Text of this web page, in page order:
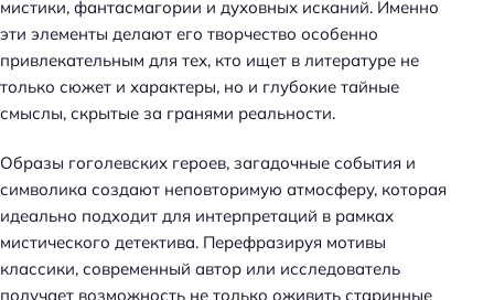
мистики, фантасмагории и духовных исканий. Именно
эти элементы делают его творчество особенно
привлекательным для тех, кто ищет в литературе не
только сюжет и характеры, но и глубокие тайные
смыслы, скрытые за гранями реальности.
Образы гоголевских героев, загадочные события и
символика создают неповторимую атмосферу, которая
идеально подходит для интерпретаций в рамках
мистического детектива. Перефразируя мотивы
классики, современный автор или исследователь
получает возможность не только оживить старинные